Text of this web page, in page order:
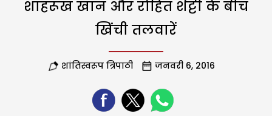
शाहरूख खान और रोहित शेट्टी के बीच
खिंची तलवारें
शांतिस्वरूप त्रिपाठी जनवरी 6, 2016